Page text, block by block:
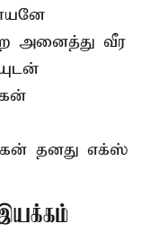
அனைத்து வீர
தனது எக்ஸ்